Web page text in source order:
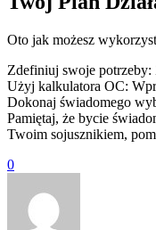
Oto jak możesz
Zdefiniuj swoje potrzeby:
Użyj kalkulatora OC:
Dokonaj świadomego
Pamiętaj, że bycie
Twoim sojusznikiem,
0